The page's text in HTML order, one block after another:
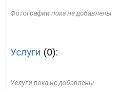
Фотографии пока не добавлены
Услуги (0):
Услуги пока не добавлены